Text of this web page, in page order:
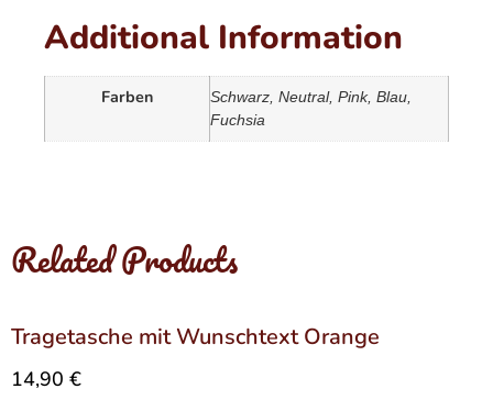
Additional Information
Farben
Schwarz, Neutral, Pink, Blau,
Fuchsia
Related Products
Tragetasche mit Wunschtext Orange
14,90 €